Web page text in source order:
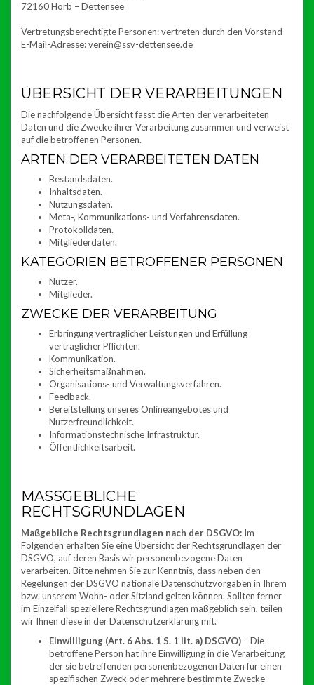
72160 Horb – Dettensee
Vertretungsberechtigte Personen: vertreten durch den Vorstand
E-Mail-Adresse: verein@ssv-dettensee.de
ÜBERSICHT DER VERARBEITUNGEN
Die nachfolgende Übersicht fasst die Arten der verarbeiteten
Daten und die Zwecke ihrer Verarbeitung zusammen und verweist
auf die betroffenen Personen.
ARTEN DER VERARBEITETEN DATEN
Bestandsdaten.
Inhaltsdaten.
Nutzungsdaten.
Meta-, Kommunikations- und Verfahrensdaten.
Protokolldaten.
Mitgliederdaten.
KATEGORIEN BETROFFENER PERSONEN
Nutzer.
Mitglieder.
ZWECKE DER VERARBEITUNG
Erbringung vertraglicher Leistungen und Erfüllung
vertraglicher Pflichten.
Kommunikation.
Sicherheitsmaßnahmen.
Organisations- und Verwaltungsverfahren.
Feedback.
Bereitstellung unseres Onlineangebotes und
Nutzerfreundlichkeit.
Informationstechnische Infrastruktur.
Öffentlichkeitsarbeit.
MASSGEBLICHE R
ECHTSGRUNDLAGEN
Maßgebliche Rechtsgrundlagen nach der DSGVO: Im
Folgenden erhalten Sie eine Übersicht der Rechtsgrundlagen der
DSGVO, auf deren Basis wir personenbezogene Daten
verarbeiten. Bitte nehmen Sie zur Kenntnis, dass neben den
Regelungen der DSGVO nationale Datenschutzvorgaben in Ihrem
bzw. unserem Wohn- oder Sitzland gelten können. Sollten ferner
im Einzelfall speziellere Rechtsgrundlagen maßgeblich sein, teilen
wir Ihnen diese in der Datenschutzerklärung mit.
Einwilligung (Art. 6 Abs. 1 S. 1 lit. a) DSGVO) – Die
betroffene Person hat ihre Einwilligung in die Verarbeitung
der sie betreffenden personenbezogenen Daten für einen
spezifischen Zweck oder mehrere bestimmte Zwecke